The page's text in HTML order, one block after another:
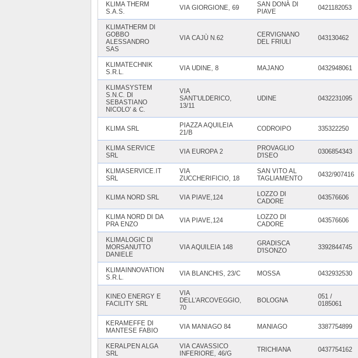
KLIMA THERM
S.A.S.
VIA GIORGIONE, 69
SAN DONÀ DI
PIAVE
0421182053
KLIMATHERM DI
GOBBO
ALESSANDRO
SAS
VIA CAJÙ N.62
CERVIGNANO
DEL FRIULI
043130462
KLIMATECHNIK
S.R.L.
VIA UDINE, 8 MAJANO 0432948061
KLIMASYSTEM
S.N.C. DI
SEBASTIANO
NICOLO' & C.
VIA
SANT'ULDERICO,
13/11
UDINE 0432231095
KLIMA SRL
PIAZZA AQUILEIA
21/B
CODROIPO 335322250
KLIMA SERVICE
SRL
VIA EUROPA 2
PROVAGLIO
D'ISEO
0306854343
KLIMASERVICE.IT
SRL
VIA
ZUCCHERIFICIO, 18
SAN VITO AL
TAGLIAMENTO
0432/907416
KLIMA NORD SRL VIA PIAVE,124
LOZZO DI
CADORE
043576606
KLIMA NORD DI DA
PRA ENZO
VIA PIAVE,124
LOZZO DI
CADORE
043576606
KLIMALOGIC DI
MORSANUTTO
DANIELE
VIA AQUILEIA 148
GRADISCA
D'ISONZO
3392844745
KLIMAINNOVATION
S.R.L.
VIA BLANCHIS, 23/C MOSSA 0432932530
KINEO ENERGY E
FACILITY SRL
VIA
DELL'ARCOVEGGIO,
70
BOLOGNA
051 /
0185061
KERAMEFFE DI
MANTESE FABIO
VIA MANIAGO 84 MANIAGO 3387754899
KERALPEN ALGA
SRL
VIA CAVASSICO
INFERIORE, 46/G
TRICHIANA 0437754162